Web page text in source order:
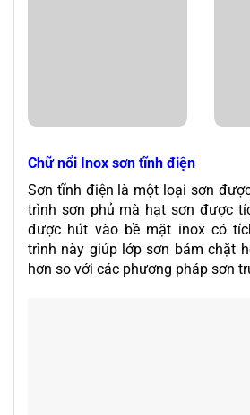
Chữ nổi Inox sơn tĩnh điện
Sơn tĩnh điện là một loại sơn
trình sơn phủ mà hạt sơn được
được hút vào bề mặt inox có
trình này giúp lớp sơn bám chặt
hơn so với các phương pháp sơn